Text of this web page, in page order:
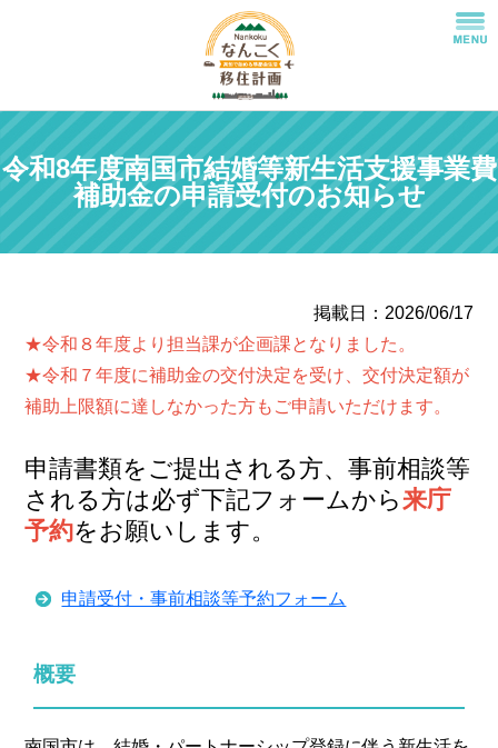
令和8年度南国市結婚等新生活支援事業費
補助金の申請受付のお知らせ
掲載日：2026/06/17
★令和８年度より担当課が企画課となりました。
★令和７年度に補助金の交付決定を受け、交付決定額が
補助上限額に達しなかった方もご申請いただけます。
申請書類をご提出される方、事前相談等
される方は必ず下記フォームから来庁
予約をお願いします。
申請受付・事前相談等予約フォーム
概要